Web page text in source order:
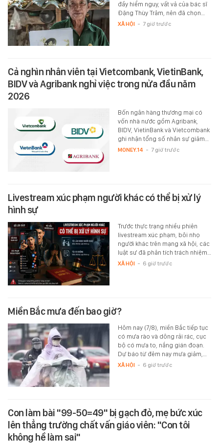
đầy hiểm nguy, vất vả của bác sĩ
Đặng Thùy Trâm, nên đã chọn…
XÃ HỘI - 7 giờ trước
Cả nghìn nhân viên tại Vietcombank, VietinBank,
BIDV và Agribank nghỉ việc trong nửa đầu năm
2026
Bốn ngân hàng thương mại có
vốn nhà nước gồm Agribank,
BIDV, VietinBank và Vietcombank
ghi nhận tổng số nhân sự giảm…
MONEY.14 - 7 giờ trước
Livestream xúc phạm người khác có thể bị xử lý
hình sự
Trước thực trạng nhiều phiên
livestream xúc phạm, bôi nhọ
người khác trên mạng xã hội, các
luật sư đã phân tích trách nhiệm…
XÃ HỘI - 6 giờ trước
Miền Bắc mưa đến bao giờ?
Hôm nay (7/8), miền Bắc tiếp tục
có mưa rào và dông rải rác, cục
bộ có mưa to, nắng gián đoạn.
Dự báo từ đêm nay mưa giảm,…
XÃ HỘI - 6 giờ trước
Con làm bài "99-50=49" bị gạch đỏ, mẹ bức xúc
lên thẳng trường chất vấn giáo viên: "Con tôi
không hề làm sai"